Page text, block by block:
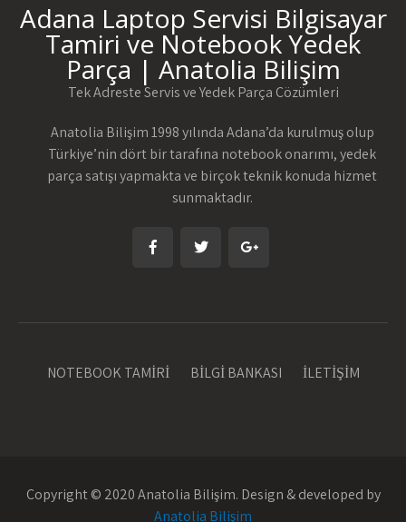
Adana Laptop Servisi Bilgisayar
Tamiri ve Notebook Yedek
Parça | Anatolia Bilişim
Tek Adreste Servis ve Yedek Parça Çözümleri
Anatolia Bilişim 1998 yılında Adana’da kurulmuş olup
Türkiye’nin dört bir tarafına notebook onarımı, yedek
parça satışı yapmakta ve birçok teknik konuda hizmet
sunmaktadır.
NOTEBOOK TAMİRİ BİLGİ BANKASI İLETİŞİM
Copyright © 2020 Anatolia Bilişim. Design & developed by
Anatolia Bilişim